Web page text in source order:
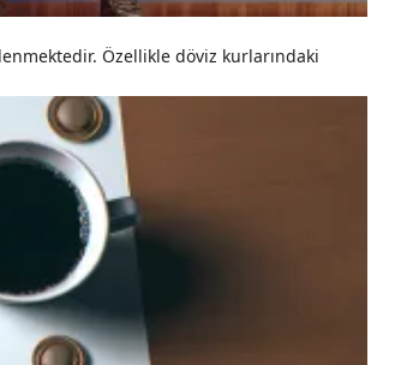
Özellikle döviz kurlarındaki